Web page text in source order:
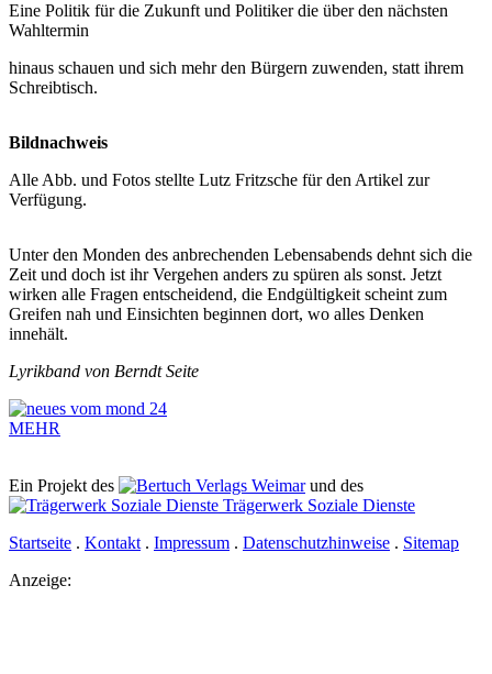
Eine Politik für die Zukunft und Politiker die über den nächsten
Wahltermin
hinaus schauen und sich mehr den Bürgern zuwenden, statt ihrem
Schreibtisch.
Bildnachweis
Alle Abb. und Fotos stellte Lutz Fritzsche für den Artikel zur
Verfügung.
Unter den Monden des anbrechenden Lebensabends dehnt sich die
Zeit und doch ist ihr Vergehen anders zu spüren als sonst. Jetzt
wirken alle Fragen entscheidend, die Endgültigkeit scheint zum
Greifen nah und Einsichten beginnen dort, wo alles Denken
innehält.
Lyrikband von Berndt Seite
MEHR
Ein Projekt des Verlags Weimarund des
Trägerwerk Soziale Dienste
Startseite . Kontakt . Impressum . Datenschutzhinweise . Sitemap
Anzeige: